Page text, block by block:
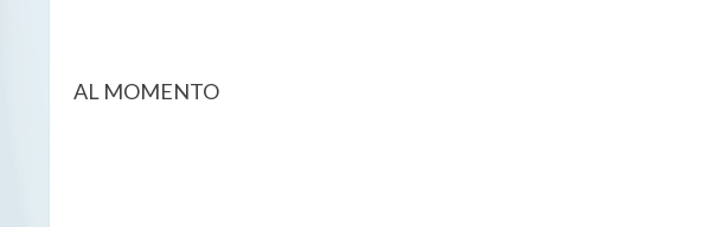
AL MOMENTO